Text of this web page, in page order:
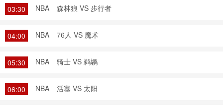
03:30
NBA 森林狼 VS 步行者
04:00 NBA 76人 VS 魔术
05:30 NBA 骑士 VS 鹈鹕
06:00 NBA 活塞 VS 太阳